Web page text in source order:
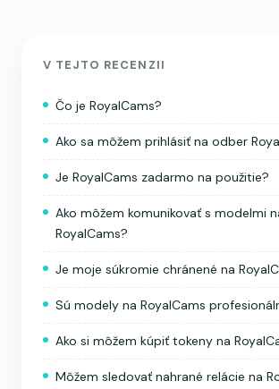
V TEJTO RECENZII
Čo je RoyalCams?
Ako sa môžem prihlásiť na odber
Je RoyalCams zadarmo na použitie?
Ako môžem komunikovať s modelmi
RoyalCams?
Je moje súkromie chránené na
Sú modely na RoyalCams
Ako si môžem kúpiť tokeny na
Môžem sledovať nahrané relácie na